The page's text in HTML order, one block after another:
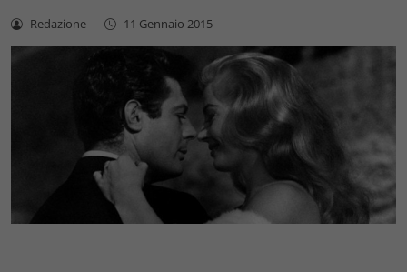
Redazione - 11 Gennaio 2015